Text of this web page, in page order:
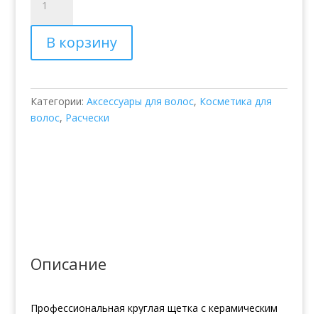
товара
Керамическая
круглая
щетка
Balmain
Ceramic
Round
В корзину
Категории: Аксессуары для волос, Косметика для
волос, Расчески
Описание
Профессиональная круглая щетка с керамическим